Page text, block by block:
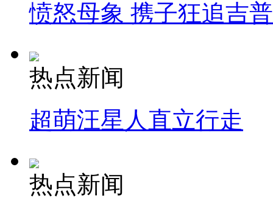
愤怒母象 携子狂追吉
热点新闻
超萌汪星人直立行走
热点新闻